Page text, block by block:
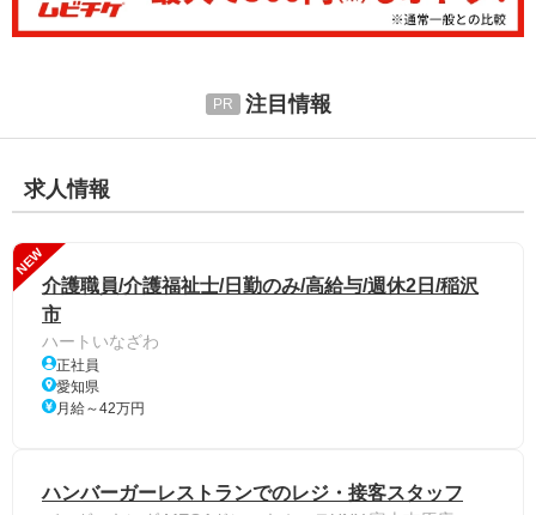
注目情報
求人情報
NEW
介護職員/介護福祉士/日勤のみ/高給与/週休2日/稲沢
市
ハートいなざわ
正社員
愛知県
月給～42万円
ハンバーガーレストランでのレジ・接客スタッフ